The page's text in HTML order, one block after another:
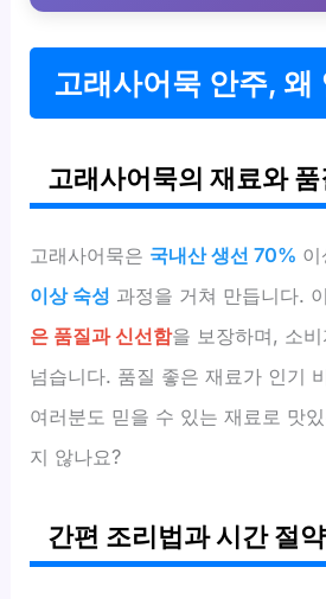
고래사어묵 안주, 왜
고래사어묵의 재료와 품
고래사어묵은 국내산 생선 70%
이상 숙성 과정을 거쳐 만듭니다.
은 품질과 신선함을 보장하며, 소
넘습니다. 품질 좋은 재료가 인기
여러분도 믿을 수 있는 재료로 맛
지 않나요?
간편 조리법과 시간 절